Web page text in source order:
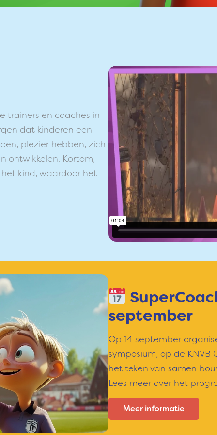
trainers en coaches in
dat kinderen een
plezier hebben, zich
ontwikkelen. Kortom,
kind, waardoor het
september
Op 14 september
symposium, op de
het teken van samen
Lees meer over het
Meer informatie